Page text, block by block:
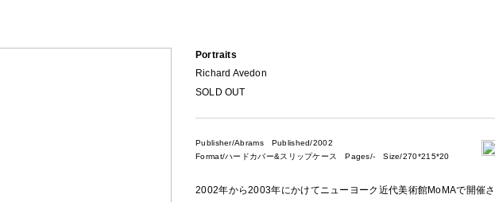
Portraits
Richard Avedon
SOLD OUT
Publisher/AbramsPublished/2002
Format/ハードカバー&スリップケース Pages/- Size/270*215*20
2002年から2003年にかけてニューヨーク近代美術館MoMAで開催